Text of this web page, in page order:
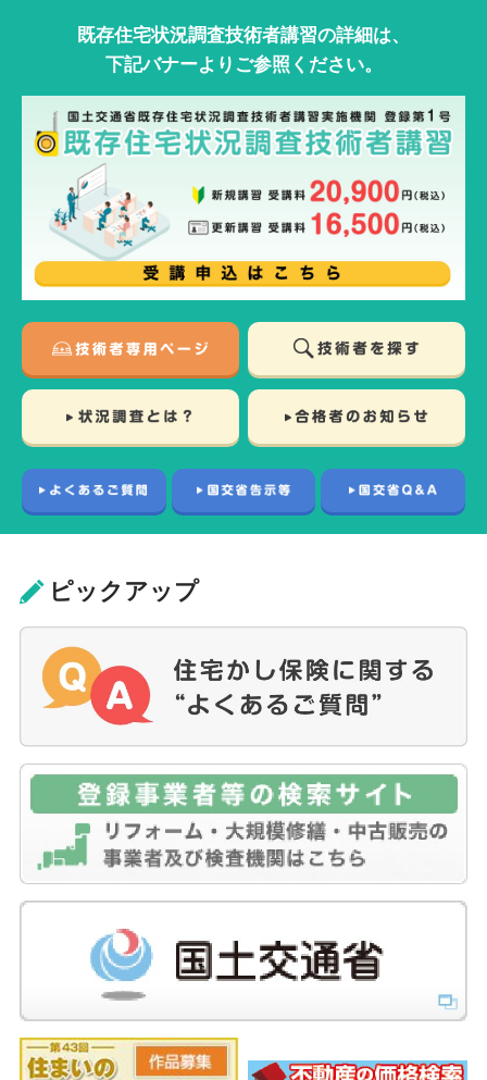
既存住宅状況調査技術者講習の詳細は、
下記バナーよりご参照ください。
ピックアップ